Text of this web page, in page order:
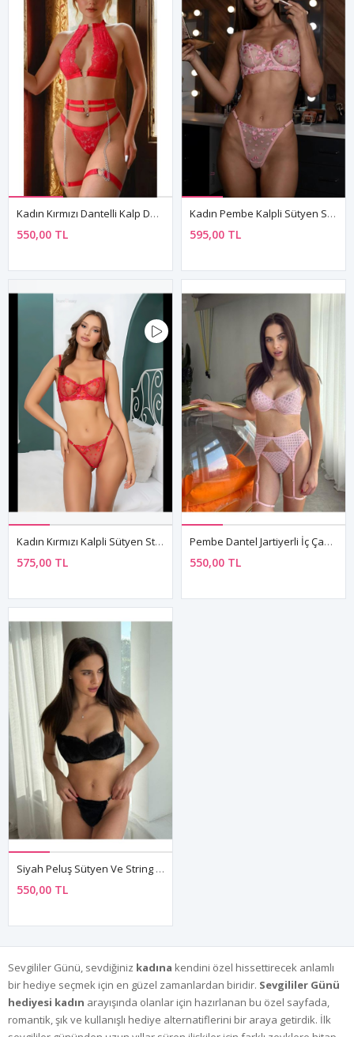
Kadın Kırmızı Dantelli Kalp Detaylı Seksi İç Giyim Seti Zincirli İç Çamaşır Takım
550,00 TL
Kadın Pembe Kalpli Sütyen String Seksi Transparan Fantezi İç Çamaşırı Takımı
595,00 TL
Kadın Kırmızı Kalpli Sütyen String Seksi Transparan Fantezi İç Çamaşırı Takımı
575,00 TL
Pembe Dantel Jartiyerli İç Çamaşırı Takımı Balconette Sütyen Yüksek Bel Külot
550,00 TL
Siyah Peluş Sütyen Ve String Takımı Kadın İç Çamaşırı Seti
550,00 TL
Sevgililer Günü, sevdiğiniz kadına kendini özel hissettirecek anlamlı
bir hediye seçmek için en güzel zamanlardan biridir. Sevgililer Günü
hediyesi kadın arayışında olanlar için hazırlanan bu özel sayfada,
romantik, şık ve kullanışlı hediye alternatiflerini bir araya getirdik. İlk